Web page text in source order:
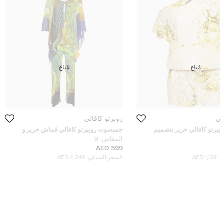
كافالي حرير بتصميم
الأبيض الفاتح والأصفر
ميديم
1,139 AED
مُباع
روبرتو كافالي
جمبسوت روبيرتو كافالي قماش حرير و
جيرسي مطبع باللونين الأزرق والأصفر مقاس
متوسط - ميديم
المقاس: M
599 AED
السعر المبدئي: 4,249 AED
مُباع